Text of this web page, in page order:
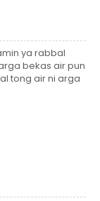
ya rabbal
bekas air pun
tong air ni arga